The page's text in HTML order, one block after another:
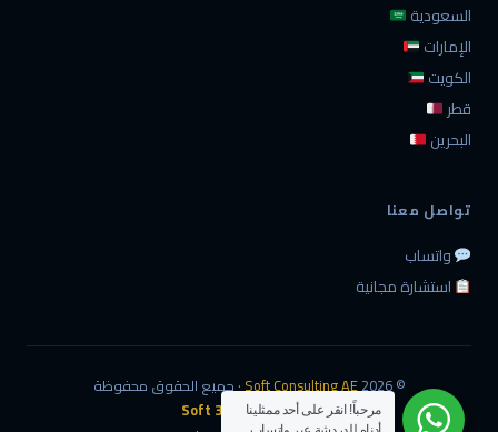
السعودية
الإمارات
الكويت
قطر
البحرين
تواصل معنا
واتساب
استشارة مجانية
© 2026
Soft Consulting AE· جميع الحقوق محفوظة
تصميم وتطوير: 360 Soft
مرحباً! انقر على أحد ممثلينا